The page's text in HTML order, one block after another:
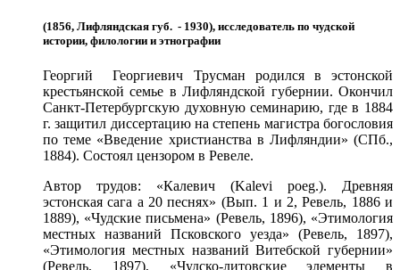
(1856, Лифляндская губ. - 1930), исследователь по чудской
истории, филологии и этнографии
Георгий Георгиевич Трусман родился в эстонской
крестьянской семье в Лифляндской губернии. Окончил
Санкт-Петербургскую духовную семинарию, где в 1884
г. защитил диссертацию на степень магистра богословия
по теме «Введение христианства в Лифляндии» (СПб.,
1884). Состоял цензором в Ревеле.
Автор трудов: «Калевич (Kalevi poeg.). Древняя
эстонская сага а 20 песнях» (Вып. 1 и 2, Ревель, 1886 и
1889), «Чудские письмена» (Ревель, 1896), «Этимология
местных названий Псковского уезда» (Ревель, 1897),
«Этимология местных названий Витебской губернии»
(Ревель, 1897), «Чудско-литовские элементы в